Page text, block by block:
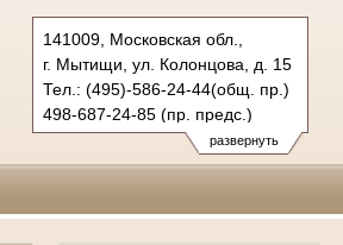
развернуть
141009, Московская обл.,
г. Мытищи, ул. Колонцова, д. 15
Тел.: (495)-586-24-44(общ. пр.)
498-687-24-85 (пр. предс.)
mitishy.mo@sudrf.ru